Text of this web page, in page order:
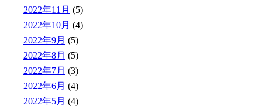
2022年11月 (5)
2022年10月 (4)
2022年9月 (5)
2022年8月 (5)
2022年7月 (3)
2022年6月 (4)
2022年5月 (4)